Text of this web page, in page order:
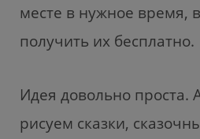
месте в нужное время,
получить их бесплатно.
Идея довольно
рисуем сказки,